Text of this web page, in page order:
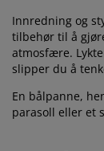
Innredning og
tilbehør til å
atmosfære.
slipper du å
En bålpanne,
parasoll eller et